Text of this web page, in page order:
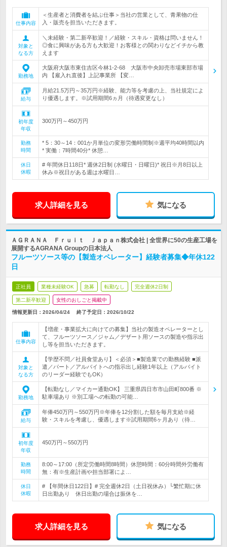
仕事内容
＜生産者と消費者を結ぶ仕事＞当社の営業として、青果物の仕
入・販売を担当いただきます。
対象と
なる方
＼未経験・第二新卒歓迎！／経験・スキル・資格は問いません！
◎食に興味がある方も大歓迎！お客様との関わりなどイチから教
えます
勤務地
大阪府大阪市東住吉区今林1-2-68 大阪市中央卸売市場東部市場
内 【雇入れ直後】上記事業所 【変…
給与
月給21.5万円～35万円※経験、能力等を考慮の上、当社規定によ
り優遇します。※試用期間6ヵ月（待遇変更なし）
初年度
年収
300万円～450万円
勤務
時間
* 5：30～14：001か月単位の変形労働時間制※週平均40時間以内
* 実働：7時間40分* 休憩…
休日
休暇
# 年間休日118日* 週休2日制 (水曜日・日曜日)* 祝日※月8日以上
休み※祝日がある週は水曜日…
求人詳細を見る 気になる
ＡＧＲＡＮＡ Ｆｒｕｉｔ Ｊａｐａｎ株式会社 | 全世界に50の生産工場を
展開するAGRANA Groupの日本法人
フルーツソース等の【製造オペレーター】経験者募集◆年休122
日
正社員 業種未経験OK 急募 転勤なし 完全週休2日制
第二新卒歓迎 女性のおしごと掲載中
情報更新日：2026/04/24 終了予定日： 2026/10/22
仕事内容
【増産・事業拡大に向けての募集】当社の製造オペレーターとし
て、フルーツソース／ジャム／デザート用ソースの製造や指示出
し等を担当いただきます。
対象と
なる方
【学歴不問／社員食堂あり】＜必須＞■製造業での勤務経験 ■派
遣／パート／アルバイトへの指示出し経験1年以上（アルバイト
のリーダー経験でもOK）
勤務地
【転勤なし／マイカー通勤OK】 三重県四日市市山田町800番 ※
駐車場あり ※別工場への転勤の可能…
給与
年俸450万円～550万円※年俸を12分割した額を毎月支給※経
験・スキルを考慮し、優遇します※試用期間6ヶ月あり（待…
初年度
年収
450万円～550万円
勤務
時間
8:00～17:00（所定労働時間8時間）休憩時間：60分時間外労働有
無：有※生産計画や担当部署によ…
休日
休暇
# 【年間休日122日】# 完全週休2日（土日祝休み）└繁忙期に休
日出勤あり 休日出勤の場合は振休を…
求人詳細を見る 気になる